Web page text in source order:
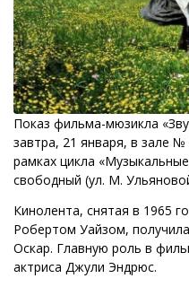
Показ фильма-мюзикла
завтра, 21 января, в зале
рамках цикла
свободный (ул. М.
Кинолента, снятая в 1965
Робертом Уайзом,
Оскар. Главную роль в
актриса Джули Эндрюс.